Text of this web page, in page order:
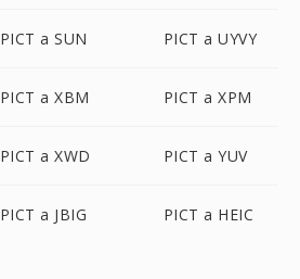
PICT a SUN PICT a UYVY
PICT a XBM PICT a XPM
PICT a XWD PICT a YUV
PICT a JBIG PICT a HEIC